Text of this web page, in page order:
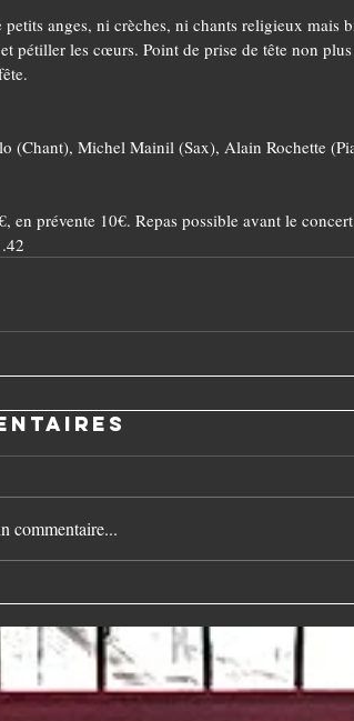
petits anges, ni crèches, ni chants religieux mais
pétiller les cœurs. Point de prise de tête non
(Chant), Michel Mainil (Sax), Alain Rochette
en prévente 10€. Repas possible avant le
commentaire...